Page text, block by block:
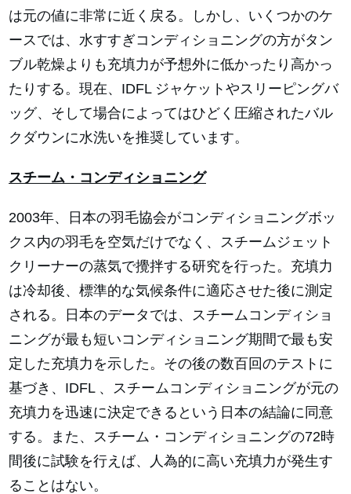
は元の値に非常に近く戻る。しかし、いくつかのケ
ースでは、水すすぎコンディショニングの方がタン
ブル乾燥よりも充填力が予想外に低かったり高かっ
たりする。現在、IDFL ジャケットやスリーピングバ
ッグ、そして場合によってはひどく圧縮されたバル
クダウンに水洗いを推奨しています。
スチーム・コンディショニング
2003年、日本の羽毛協会がコンディショニングボッ
クス内の羽毛を空気だけでなく、スチームジェット
クリーナーの蒸気で攪拌する研究を行った。充填力
は冷却後、標準的な気候条件に適応させた後に測定
される。日本のデータでは、スチームコンディショ
ニングが最も短いコンディショニング期間で最も安
定した充填力を示した。その後の数百回のテストに
基づき、IDFL 、スチームコンディショニングが元の
充填力を迅速に決定できるという日本の結論に同意
する。また、スチーム・コンディショニングの72時
間後に試験を行えば、人為的に高い充填力が発生す
ることはない。